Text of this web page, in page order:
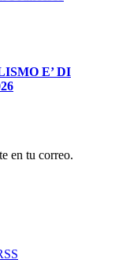
E’ DI
en tu correo.